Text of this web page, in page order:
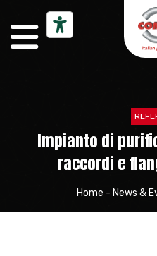
Impianto di
raccordi e
Home - News &